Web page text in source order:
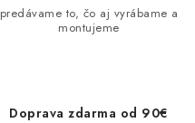
predávame to, čo aj vyrábame a
montujeme
Doprava zdarma od 90€